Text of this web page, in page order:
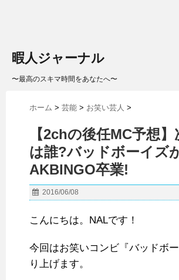
暇人ジャーナル
〜最高のスキマ時間をあなたへ〜
ホーム > 芸能 > お笑い芸人 >
【2chの後任MC予想
は誰?バッドボーイズ
AKBINGO卒業!
2016/06/08
こんにちは。NALです！
今回はお笑いコンビ『バッドボ
り上げます。